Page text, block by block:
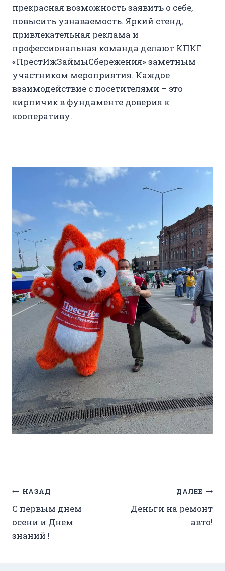
прекрасная возможность заявить о себе,
повысить узнаваемость. Яркий стенд,
привлекательная реклама и
профессиональная команда делают КПКГ
«ПрестИжЗаймыСбережения» заметным
участником мероприятия. Каждое
взаимодействие с посетителями – это
кирпичик в фундаменте доверия к
кооперативу.
Навигация
по
записям
НАЗАД
С первым днем
осени и Днем
знаний !
ДАЛЕЕ
Деньги на ремонт
авто!